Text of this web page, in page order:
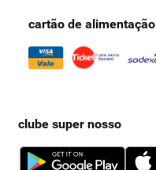
cartão de alimentação
clube super nosso